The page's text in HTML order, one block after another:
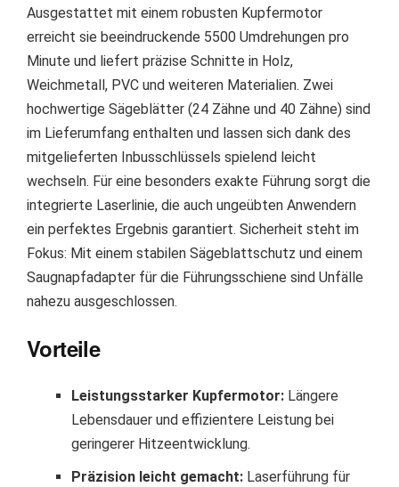
Ausgestattet mit einem robusten Kupfermotor
erreicht sie beeindruckende 5500 Umdrehungen pro
Minute und liefert präzise Schnitte in Holz,
Weichmetall, PVC und weiteren Materialien. Zwei
hochwertige Sägeblätter (24 Zähne und 40 Zähne) sind
im Lieferumfang enthalten und lassen sich dank des
mitgelieferten Inbusschlüssels spielend leicht
wechseln. Für eine besonders exakte Führung sorgt die
integrierte Laserlinie, die auch ungeübten Anwendern
ein perfektes Ergebnis garantiert. Sicherheit steht im
Fokus: Mit einem stabilen Sägeblattschutz und einem
Saugnapfadapter für die Führungsschiene sind Unfälle
nahezu ausgeschlossen.
Vorteile
Leistungsstarker Kupfermotor: Längere
Lebensdauer und effizientere Leistung bei
geringerer Hitzeentwicklung.
Präzision leicht gemacht: Laserführung für